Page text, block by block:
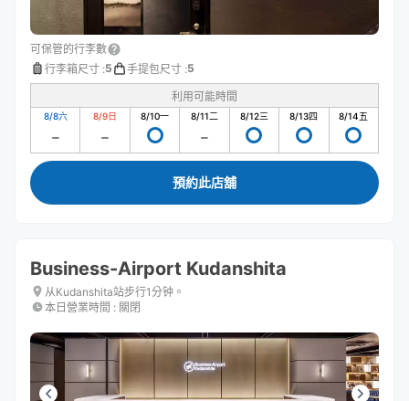
可保管的行李數
行李箱尺寸 :5 手提包尺寸 :5
利用可能時間
8/8六 8/9日 8/10一 8/11二 8/12三 8/13四 8/14五
預約此店舖
Business-Airport Kudanshita
从Kudanshita站步行1分钟。
本日營業時間 : 關閉